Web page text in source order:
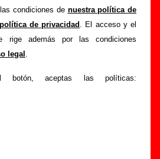
condiciones de nuestra política de
de privacidad . El acceso y el
además por las condiciones
legal .
aceptas las políticas:
tierras" interpretada por
su letra, también aparecerá
o los autores, sobre los discos en
tema, sobre la grabación del
información adicional, puedes
información